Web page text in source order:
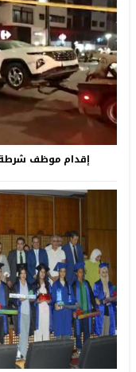
إقدام موظف شرطة